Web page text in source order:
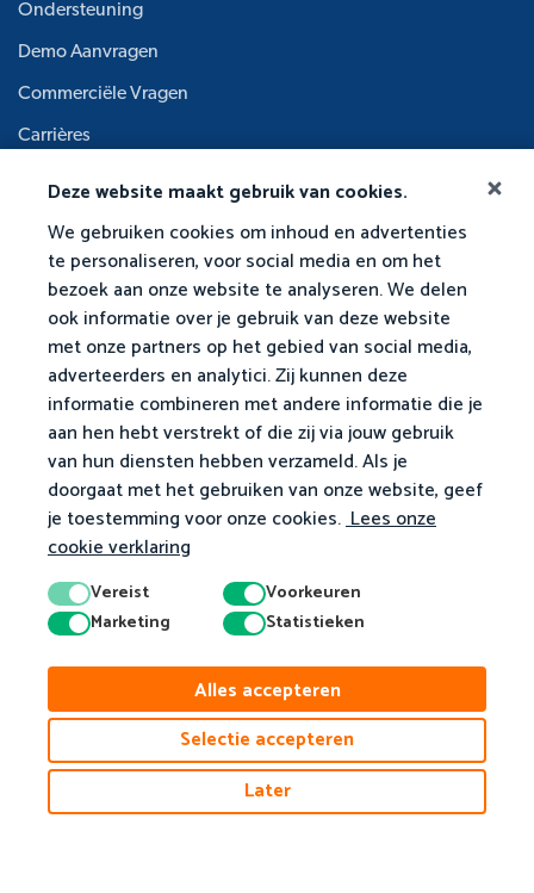
Deze website maakt gebruik van cookies.
We gebruiken cookies om inhoud en advertenties
te personaliseren, voor social media en om het
bezoek aan onze website te analyseren. We delen
ook informatie over je gebruik van deze website
met onze partners op het gebied van social media,
adverteerders en analytici. Zij kunnen deze
informatie combineren met andere informatie die je
aan hen hebt verstrekt of die zij via jouw gebruik
van hun diensten hebben verzameld. Als je
doorgaat met het gebruiken van onze website, geef
je toestemming voor onze cookies.Lees onze
cookie verklaring
Vereist
Voorkeuren
Marketing
Statistieken
Alles accepteren
Selectie accepteren
Later
Ondersteuning
Demo Aanvragen
Commerciële Vragen
Carrières
© 2026 Matific. Alle rechten voorbehouden.
Algemene Voorwaarden